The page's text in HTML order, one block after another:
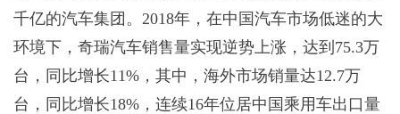
千亿的汽车集团。2018年，在中国汽车市场低迷的大
环境下，奇瑞汽车销售量实现逆势上涨，达到75.3万
台，同比增长11%，其中，海外市场销量达12.7万
台，同比增长18%，连续16年位居中国乘用车出口量